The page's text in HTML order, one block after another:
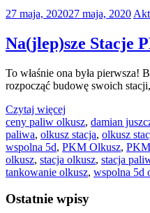
27 maja, 202027 maja, 2020
Na(jlep)sze Stacje
To właśnie ona była pierwsza!
rozpocząć budowę swoich
Czytaj więcej
ceny paliw olkusz, damian
paliwa, olkusz stacja, olkusz
wspolna 5d, PKM Olkusz,
olkusz, stacja olkusz, stacja
tankowanie olkusz, wspolna 5d
Ostatnie wpisy